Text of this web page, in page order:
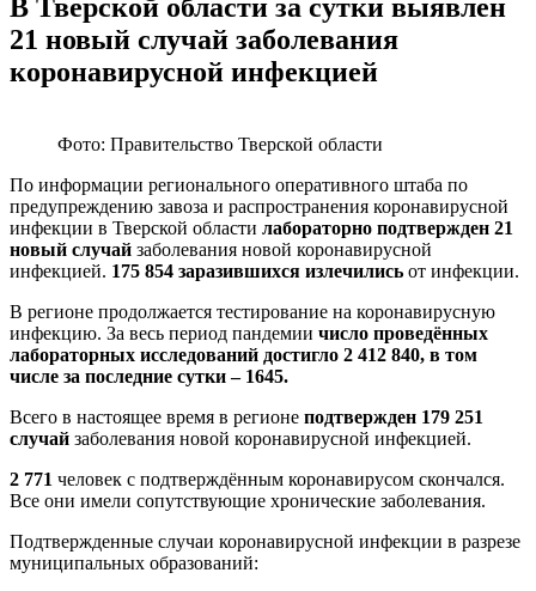
В Тверской области за сутки выявлен
21 новый случай заболевания
коронавирусной инфекцией
Фото: Правительство Тверской области
По информации регионального оперативного штаба по
предупреждению завоза и распространения коронавирусной
инфекции в Тверской области лабораторно подтвержден 21
новый случай заболевания новой коронавирусной
инфекцией. 175 854 заразившихся излечились от инфекции.
В регионе продолжается тестирование на коронавирусную
инфекцию. За весь период пандемии число проведённых
лабораторных исследований достигло 2 412 840, в том
числе за последние сутки – 1645.
Всего в настоящее время в регионе подтвержден 179 251
случай заболевания новой коронавирусной инфекцией.
2 771 человек с подтверждённым коронавирусом скончался.
Все они имели сопутствующие хронические заболевания.
Подтвержденные случаи коронавирусной инфекции в разрезе
муниципальных образований: